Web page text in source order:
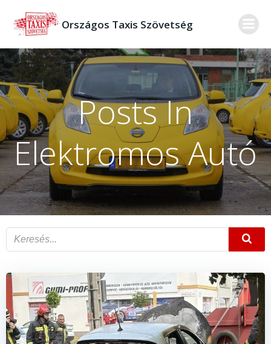
to
Országos Taxis Szövetség
Posts In
Elektromos Autó